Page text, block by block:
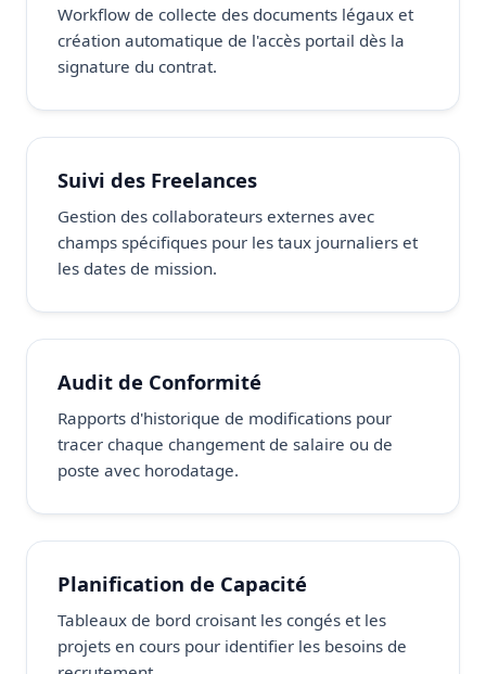
Workflow de collecte des documents légaux et
création automatique de l'accès portail dès la
signature du contrat.
Suivi des Freelances
Gestion des collaborateurs externes avec
champs spécifiques pour les taux journaliers et
les dates de mission.
Audit de Conformité
Rapports d'historique de modifications pour
tracer chaque changement de salaire ou de
poste avec horodatage.
Planification de Capacité
Tableaux de bord croisant les congés et les
projets en cours pour identifier les besoins de